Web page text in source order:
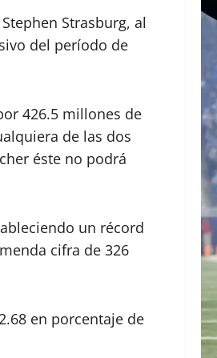
Strasburg, al
del período de
426.5 millones de
de las dos
éste no podrá
un récord
cifra de 326
en porcentaje de